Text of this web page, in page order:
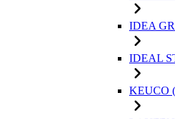
IDEA
IDEAL
KEUCO